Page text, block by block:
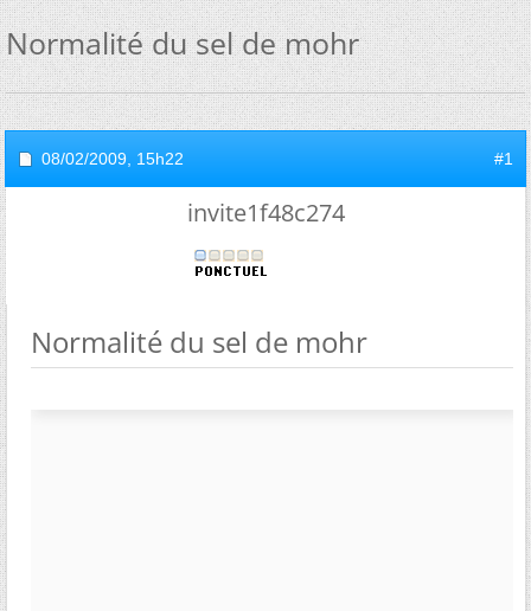
Normalité du sel de mohr
08/02/2009, 15h22 #1
invite1f48c274
Normalité du sel de mohr